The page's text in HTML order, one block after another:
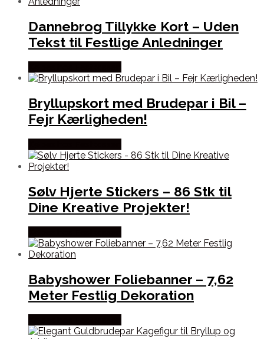
Dannebrog Tillykke Kort – Uden
Tekst til Festlige Anledninger
Bryllupskort med Brudepar i Bil –
Fejr Kærligheden!
Sølv Hjerte Stickers – 86 Stk til
Dine Kreative Projekter!
Babyshower Foliebanner – 7,62
Meter Festlig Dekoration